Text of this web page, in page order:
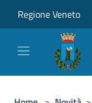
Regione Veneto